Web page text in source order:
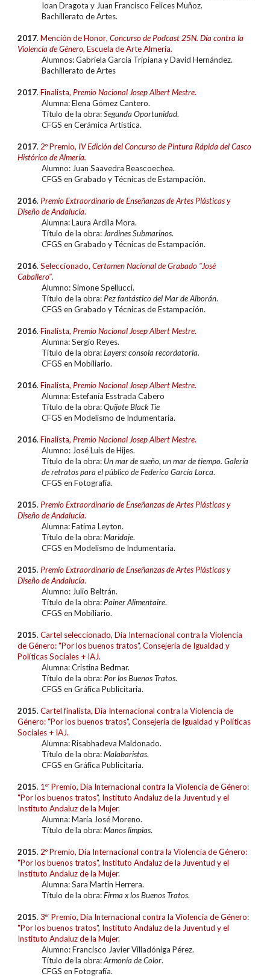
Ioan Dragota y Juan Francisco Felices Muñoz.
Bachillerato de Artes.
2017.Mención de Honor, Concurso de Podcast 25N. Día contra la
Violencia de Género,Escuela de Arte Almería.
Alumnos: Gabriela García Tripiana y David Hernández.
Bachillerato de Artes
2017.Finalista, Premio Nacional Josep Albert Mestre.
Alumna:Elena Gómez Cantero.
Título de la obra:Segunda Oportunidad.
CFGS enCerámica Artística.
2017. 2º Premio, IV Edición del Concurso de Pintura Rápida del Casco
Histórico de Almería.
Alumno: Juan Saavedra Beascoechea.
CFGS enGrabado y Técnicas de Estampación.
2016. Premio Extraordinariode Enseñanzas de Artes Plásticas y
Diseño de Andalucía.
Alumna:Laura Ardila Mora.
Título de la obra: Jardines Submarinos.
CFGS enGrabado y Técnicas de Estampación.
2016.Seleccionado,Certamen Nacional de Grabado "José
Caballero".
Alumno:Simone Spellucci.
Título de la obra: Pez fantástico del Mar de Alborán.
CFGS enGrabado y Técnicas de Estampación.
2016.Finalista, Premio Nacional Josep Albert Mestre.
Alumna:Sergio Reyes.
Título de la obra:Layers: consola recordatoria.
CFGS enMobiliario.
2016.Finalista, Premio Nacional Josep Albert Mestre.
Alumna:Estefanía Esstrada Cabero
Título de la obra:Quijote Black Tie
CFGS enModelismo de Indumentaria.
2016.Finalista, Premio Nacional Josep Albert Mestre.
Alumno: José Luis de Hijes.
Título de la obra: Un mar de sueño, un mar de tiempo. Galería
de retratos para el público de Federico García Lorca.
CFGS enFotografía.
2015. Premio Extraordinario de Enseñanzas de Artes Plásticas y
Diseño de Andalucía.
Alumna: Fatima Leyton.
Título de la obra:Maridaje.
CFGS en Modelismo de Indumentaria.
2015. Premio Extraordinario de Enseñanzas de Artes Plásticas y
Diseño de Andalucía.
Alumno: Julio Beltrán.
Título de la obra: Painer Alimentaire.
CFGS en Mobiliario.
2015.Cartel seleccionado, Día Internacional contra la Violencia
de Género: "Por los buenos tratos", Consejería de Igualdad y
Políticas Sociales + IAJ.
Alumna: Cristina Bedmar.
Título de la obra: Por los Buenos Tratos.
CFGS en Gráfica Publicitaria.
2015.Cartel finalista, Día Internacional contra la Violencia de
Género: "Por los buenos tratos", Consejeria de Igualdad y Políticas
Sociales + IAJ.
Alumna: Risabhadeva Maldonado.
Título de la obra:Malabaristas.
CFGS en Gráfica Publicitaria.
2015. 1er Premio, Día Internacional contra la Violencia de Género:
"Por los buenos tratos", Instituto Andaluz de la Juventud y el
Instituto Andaluz de la Mujer.
Alumna: María José Moreno.
Título de la obra:Manos limpias.
2015. 2º Premio, Día Internacional contra la Violencia de Género:
"Por los buenos tratos", Instituto Andaluz de la Juventud y el
Instituto Andaluz de la Mujer.
Alumna: Sara Martín Herrera.
Título de la obra:Firma x los Buenos Tratos.
2015.3er Premio, Día Internacional contra la Violencia de Género:
"Por los buenos tratos", Instituto Andaluz de la Juventud y el
Instituto Andaluz de la Mujer.
Alumno: Francisco Javier Villadóniga Pérez.
Título de la obra:Armonía de Color.
CFGS en Fotografía.